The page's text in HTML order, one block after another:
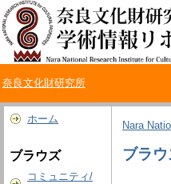
奈良文化財研究所
ホーム
ブラウズ
コミュニティ/
Nara
ブラ